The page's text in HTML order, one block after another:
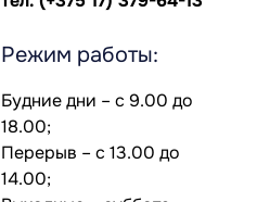
Режим работы:
Будние дни – с 9.00 до
18.00;
Перерыв – с 13.00 до
14.00;